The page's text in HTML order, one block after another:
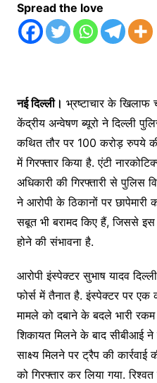
Spread the love
नई दिल्ली। भ्रष्टाचार के खिलाफ
केंद्रीय अन्वेषण ब्यूरो ने दिल्ली
कथित तौर पर 100 करोड़ रुपये
में गिरफ्तार किया है. एंटी
अधिकारी की गिरफ्तारी से पुलिस
ने आरोपी के ठिकानों पर
सबूत भी बरामद किए हैं, जिससे
होने की संभावना है.
आरोपी इंस्पेक्टर सुभाष यादव
फोर्स में तैनात है. इंस्पेक्टर पर एक
मामले को दबाने के बदले भारी
शिकायत मिलने के बाद सीबीआई ने
साक्ष्य मिलने पर ट्रैप की
को गिरफ्तार कर लिया गया.